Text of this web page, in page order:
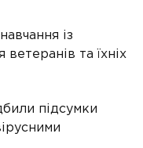
із
та їхніх
підсумки